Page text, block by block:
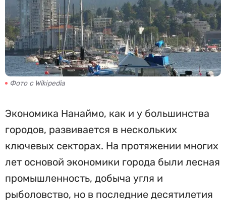
Фото с Wikipedia
Экономика Нанаймо, как и у большинства
городов, развивается в нескольких
ключевых секторах. На протяжении многих
лет основой экономики города были лесная
промышленность, добыча угля и
рыболовство, но в последние десятилетия